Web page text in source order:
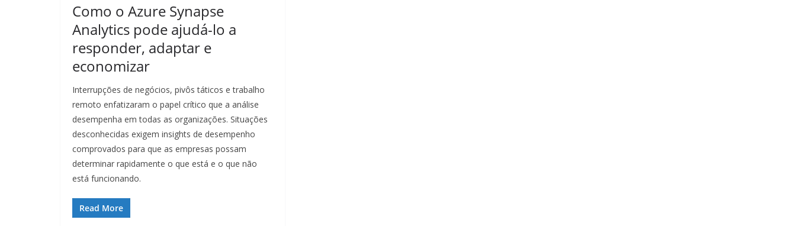
Como o Azure Synapse
Analytics pode ajudá-lo a
responder, adaptar e
economizar
Interrupções de negócios, pivôs táticos e trabalho
remoto enfatizaram o papel crítico que a análise
desempenha em todas as organizações. Situações
desconhecidas exigem insights de desempenho
comprovados para que as empresas possam
determinar rapidamente o que está e o que não
está funcionando.
Read More